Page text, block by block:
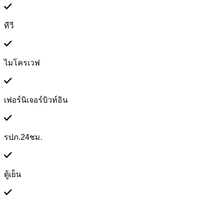
ทีวี
ไมโครเวฟ
เฟอร์นิเจอร์บิวท์อิน
รปภ.24ชม.
ตู้เย็น